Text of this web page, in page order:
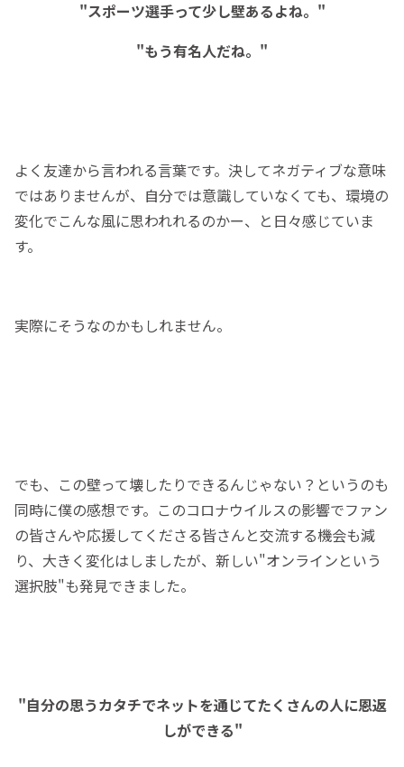
"スポーツ選手って少し壁あるよね。"
"もう有名人だね。"
よく友達から言われる言葉です。決してネガティブな意味
ではありませんが、自分では意識していなくても、環境の
変化でこんな風に思われれるのかー、と日々感じていま
す。
実際にそうなのかもしれません。
でも、この壁って壊したりできるんじゃない？というのも
同時に僕の感想です。このコロナウイルスの影響でファン
の皆さんや応援してくださる皆さんと交流する機会も減
り、大きく変化はしましたが、新しい"オンラインという
選択肢"も発見できました。
"自分の思うカタチでネットを通じてたくさんの人に恩返
しができる"